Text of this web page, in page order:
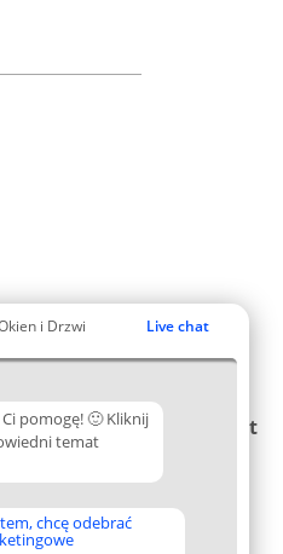
i Drzwi Live chat
pomogę! 🙂 Kliknij
temat
chcę odebrać
Plebiscyt
Lista
Laureatów
Zasady
Kontakt